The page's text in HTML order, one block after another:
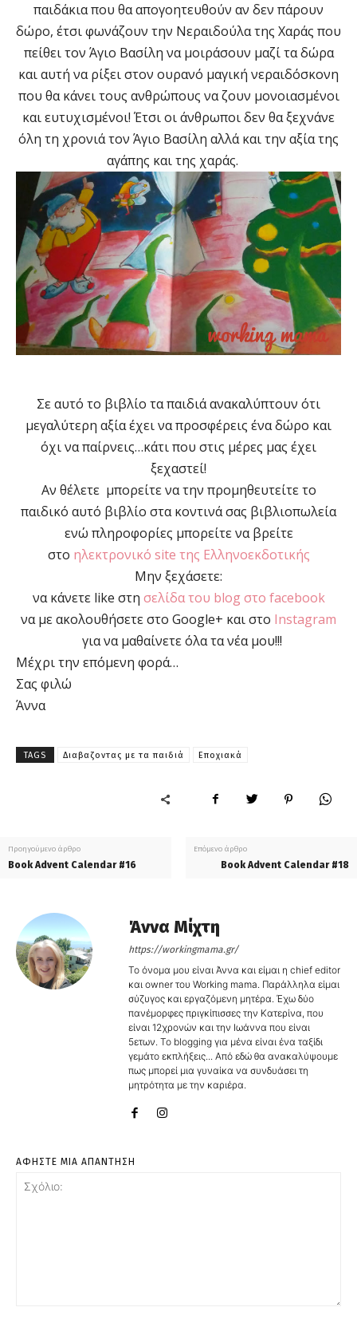
παιδάκια που θα απογοητευθούν αν δεν πάρουν
δώρο, έτσι φωνάζουν την Νεραιδούλα της Χαράς που
πείθει τον Άγιο Βασίλη να μοιράσουν μαζί τα δώρα
και αυτή να ρίξει στον ουρανό μαγική νεραιδόσκονη
που θα κάνει τους ανθρώπους να ζουν μονοιασμένοι
και ευτυχισμένοι! Έτσι οι άνθρωποι δεν θα ξεχνάνε
όλη τη χρονιά τον Άγιο Βασίλη αλλά και την αξία της
αγάπης και της χαράς.
Σε αυτό το βιβλίο τα παιδιά ανακαλύπτουν ότι
μεγαλύτερη αξία έχει να προσφέρεις ένα δώρο και
όχι να παίρνεις…κάτι που στις μέρες μας έχει
ξεχαστεί!
Αν θέλετε μπορείτε να την προμηθευτείτε το
παιδικό αυτό βιβλίο στα κοντινά σας βιβλιοπωλεία
ενώ πληροφορίες μπορείτε να βρείτε
στο ηλεκτρονικό site της Ελληνοεκδοτικής
Μην ξεχάσετε:
να κάνετε like στη σελίδα του blog στο facebook
να με ακολουθήσετε στο Google+ και στο Instagram
για να μαθαίνετε όλα τα νέα μου!!!
Μέχρι την επόμενη φορά…
Σας φιλώ
Άννα
TAGS Διαβαζοντας με τα παιδιά Εποχιακά
Προηγούμενο άρθρο
Book Advent Calendar #16
Επόμενο άρθρο
Book Advent Calendar #18
Άννα Μίχτη
https://workingmama.gr/
Το όνομα μου είναι Άννα και είμαι η chief editor
και owner του Working mama. Παράλληλα είμαι
σύζυγος και εργαζόμενη μητέρα. Έχω δύο
πανέμορφες πριγκίπισσες την Κατερίνα, που
είναι 12χρονών και την Ιωάννα που είναι
5ετων. Το blogging για μένα είναι ένα ταξίδι
γεμάτο εκπλήξεις... Από εδώ θα ανακαλύψουμε
πως μπορεί μια γυναίκα να συνδυάσει τη
μητρότητα με την καριέρα.
ΑΦΗΣΤΕ ΜΙΑ ΑΠΑΝΤΗΣΗ